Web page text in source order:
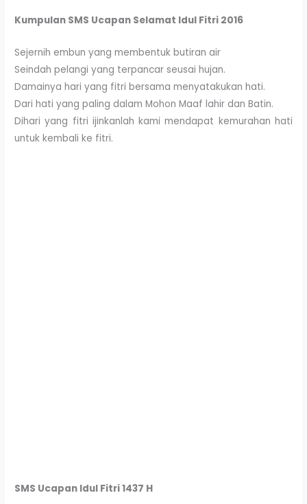
Kumpulan SMS Ucapan Selamat Idul Fitri 2016
Sejernih embun yang membentuk butiran air
Seindah pelangi yang terpancar seusai hujan.
Damainya hari yang fitri bersama menyatakukan hati.
Dari hati yang paling dalam Mohon Maaf lahir dan Batin.
Dihari yang fitri ijinkanlah kami mendapat kemurahan hati
untuk kembali ke fitri.
SMS Ucapan Idul Fitri 1437 H